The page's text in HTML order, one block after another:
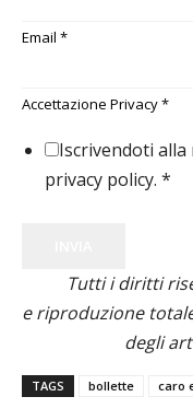
Email *
Accettazione Privacy*
Iscrivendoti
privacy policy. *
Tutti i diritti
e riproduzione
degli
TAGS bollette caro